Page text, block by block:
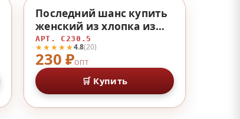
♡
230 ₽ОПТ
★★★★★4.8(20)
Последний шанс купить
женский из хлопка из
хлопка
АРТ. С230.5
🛒 Купить